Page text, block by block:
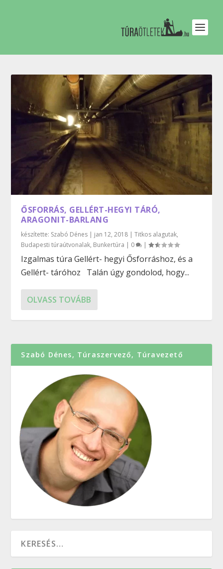
ŐSFORRÁS, GELLÉRT-HEGYI TÁRÓ,
ARAGONIT-BARLANG
készítette: Szabó Dénes | jan 12, 2018 |Titkos alagutak,
Budapesti túraútvonalak, Bunkertúra | 0 |
Izgalmas túra Gellért- hegyi Ősforráshoz, és a
Gellért- táróhoz Talán úgy gondolod, hogy...
OLVASS TOVÁBB
Szabó Dénes, Túraszervező, Túravezető